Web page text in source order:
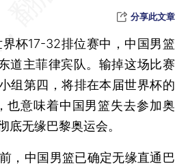
分享此文章
杯17-32排位赛中，中国男篮
道主菲律宾队。输掉这场比赛
组第四，将排在本届世界杯的
也意味着中国男篮失去参加奥
底无缘巴黎奥运会。
，中国男篮已确定无缘直通巴